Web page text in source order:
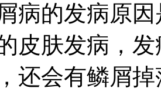
病的发病原
皮肤发病，
还会有鳞屑